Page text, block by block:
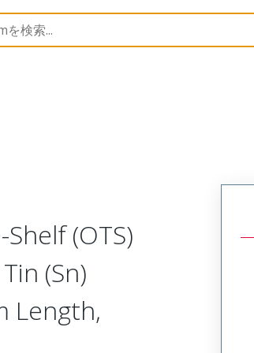
226392 2263921083
(OTS)
(Sn)
Length,